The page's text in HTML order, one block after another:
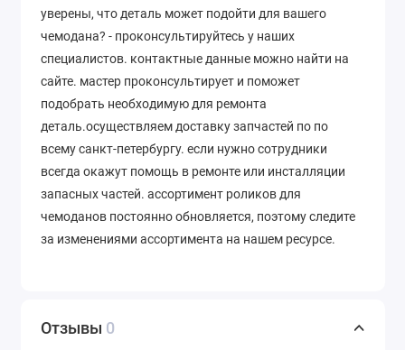
уверены, что деталь может подойти для вашего
чемодана? - проконсультируйтесь у наших
специалистов. контактные данные можно найти на
сайте. мастер проконсультирует и поможет
подобрать необходимую для ремонта
деталь.осуществляем доставку запчастей по по
всему санкт-петербургу. если нужно сотрудники
всегда окажут помощь в ремонте или инсталляции
запасных частей. ассортимент роликов для
чемоданов постоянно обновляется, поэтому следите
за изменениями ассортимента на нашем ресурсе.
Отзывы 0